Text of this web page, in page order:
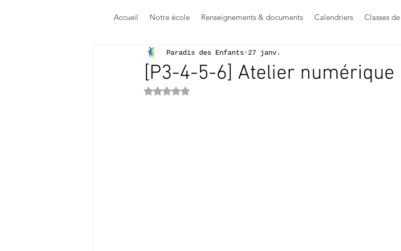
Accueil Notre école Renseignements & documents Calendriers Classes
[P3-4-5-6] Atelier numérique
Paradis des Enfants 27 janv.
Noté NaN étoiles sur 5.